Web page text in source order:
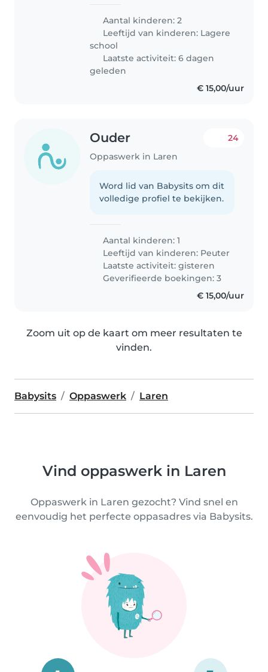
Aantal kinderen: 2
Leeftijd van kinderen: Lagere
school
Laatste activiteit: 6 dagen
geleden
€ 15,00/uur
Ouder
Oppaswerk in Laren
24
Word lid van Babysits om dit
volledige profiel te bekijken.
Aantal kinderen: 1
Leeftijd van kinderen: Peuter
Laatste activiteit: gisteren
Geverifieerde boekingen: 3
€ 15,00/uur
Zoom uit op de kaart om meer resultaten te
vinden.
Babysits Oppaswerk Laren
Vind oppaswerk in Laren
Oppaswerk in Laren gezocht? Vind snel en
eenvoudig het perfecte oppasadres via Babysits.